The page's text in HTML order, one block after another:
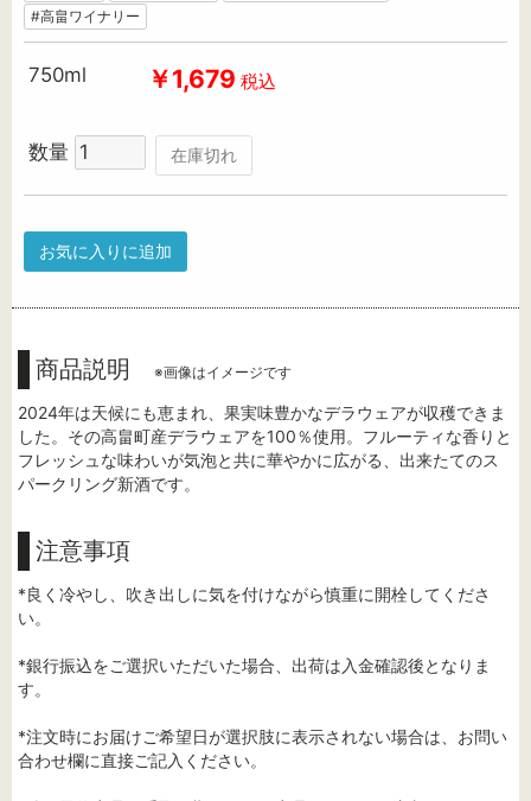
#高畠ワイナリー
750ml ￥1,679 税込
数量 在庫切れ
お気に入りに追加
商品説明 ※画像はイメージです
2024年は天候にも恵まれ、果実味豊かなデラウェアが収穫できま
した。その高畠町産デラウェアを100％使用。フルーティな香りと
フレッシュな味わいが気泡と共に華やかに広がる、出来たてのス
パークリング新酒です。
注意事項
*良く冷やし、吹き出しに気を付けながら慎重に開栓してくださ
い。
*銀行振込をご選択いただいた場合、出荷は入金確認後となりま
す。
*注文時にお届けご希望日が選択肢に表示されない場合は、お問い
合わせ欄に直接ご記入ください。